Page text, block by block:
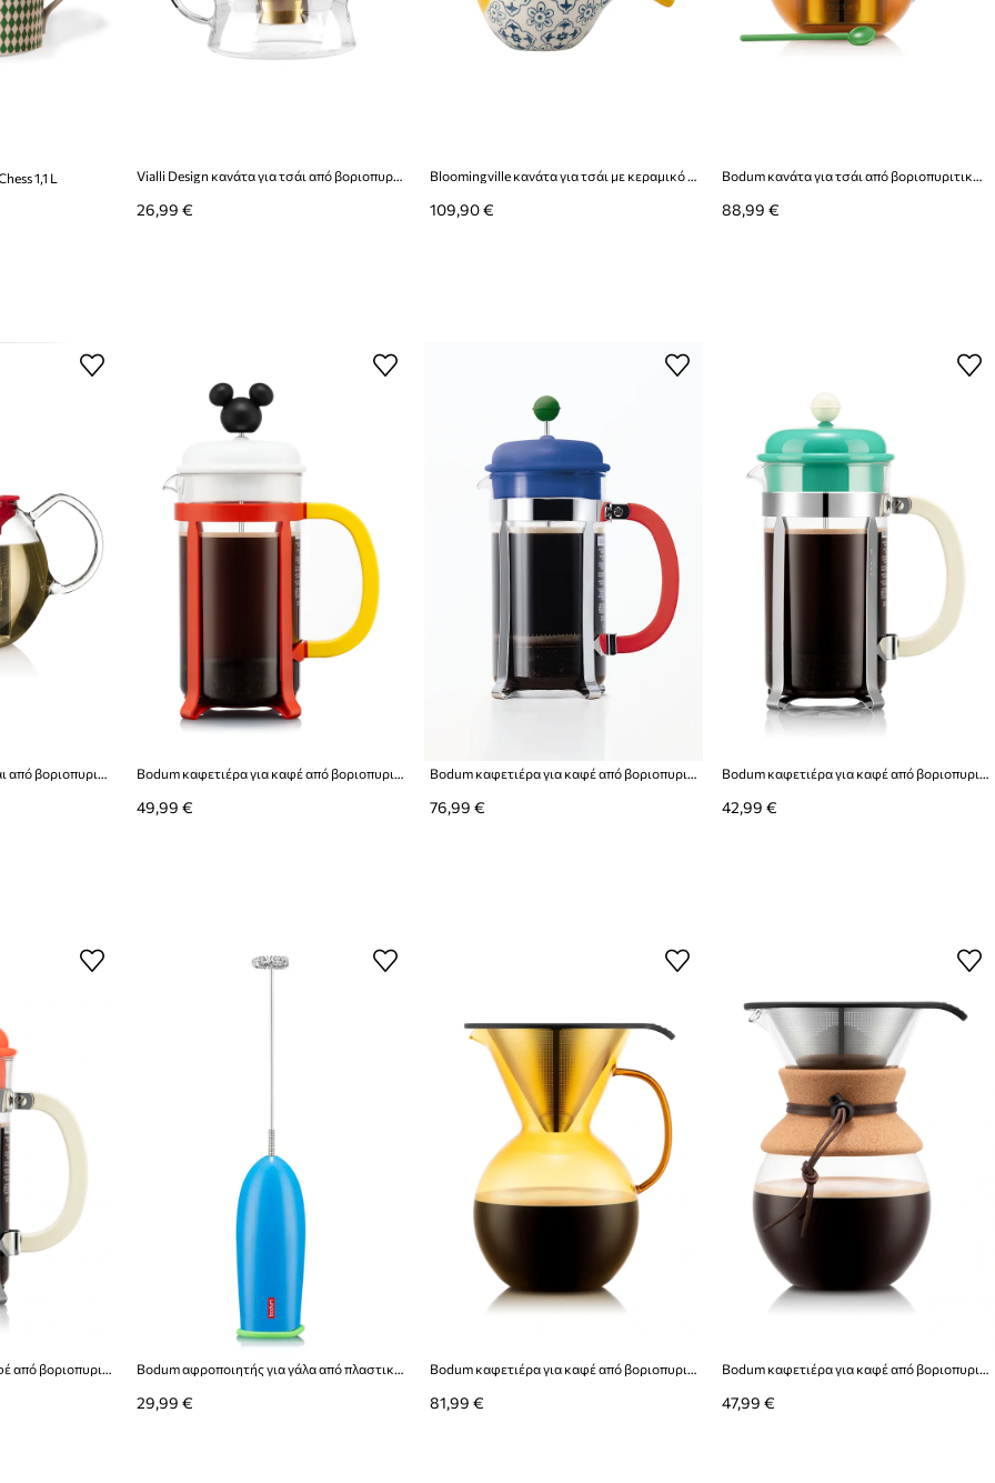
1,1 L Vialli Design κανάτα για τσάι από βοριοπυριτικό γυαλί 1,3 l
26,99 €
Bloomingville κανάτα για τσάι με κεραμικό 24 x 13,5 x 13 cm
109,90 €
Bodum κανάτα για τσάι από βοριοπυριτικό γυαλί MoMA Assam 1 l
88,99 €
Bodum καφετιέρα για τσάι από βοριοπυριτικό γυαλί MoMA Assam 1 l Bodum καφετιέρα για καφέ από βοριοπυριτικό γυαλί Jawa Disney-Mickey 1 l
49,99 €
Bodum καφετιέρα για καφέ από βοριοπυριτικό γυαλί MoMA Caffettiera 1 l
76,99 €
Bodum καφετιέρα για καφέ από βοριοπυριτικό γυαλί Caffettiera 1 l
42,99 €
29,99 € 81,99 € 47,99 €